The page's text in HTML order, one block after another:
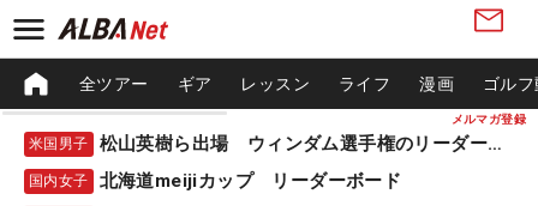
メルマガ登録
全ツアー ギア レッスン ライフ 漫画 ゴル
米国男子 松山英樹ら出場 ウィンダム選手権のリーダーボード
国内女子 北海道meijiカップ リーダーボード